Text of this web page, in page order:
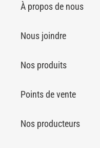
À propos de nous
Nous joindre
Nos produits
Points de vente
Nos producteurs